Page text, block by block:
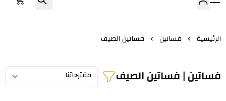
الرئيسية فساتين فساتين الصيف
فساتين | فساتين الصيف